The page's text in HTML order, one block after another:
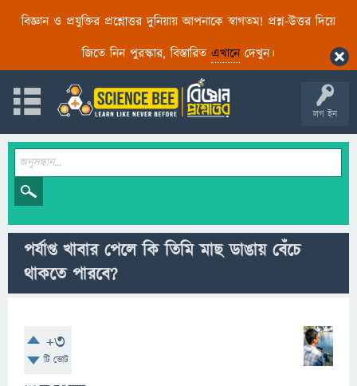
বিজ্ঞান ও প্রযুক্তির প্রশ্নোত্তর দুনিয়ায় আপনাকে স্বাগতম! প্রশ্ন-উত্তর দিয়ে
জিতে নিন পুরস্কার, বিস্তারিত এখানেদেখুন।
লগ ইন
পর্যাপ্ত খাবার পেলে কি তিমি মাছ ডাঙায় বেঁচে
থাকতে পারবে?
+3
টি ভোট